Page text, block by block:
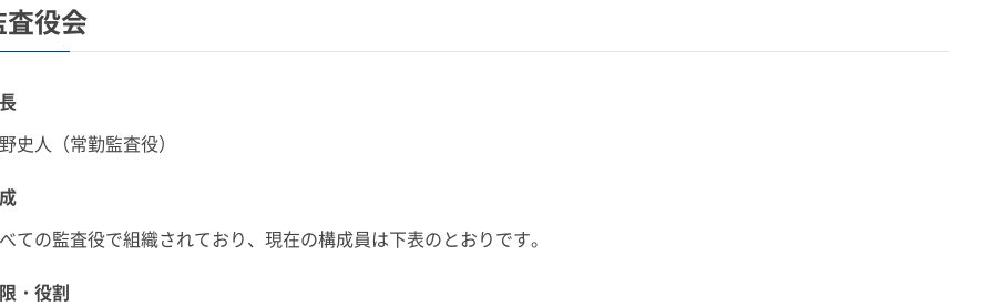
査役会
史人（常勤監査役）
ての監査役で組織されており、現在の構成員は下表のとおりです。
・役割